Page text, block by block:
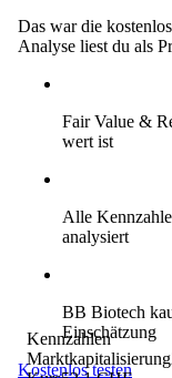
Kennzahlen
Marktkapitalisierung
Das war die
Analyse liest du als
Fair Value &
wert ist
Alle
analysiert
BB Biotech
Einschätzung
Kostenlos testen